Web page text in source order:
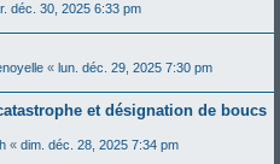
déc. 30, 2025 6:33 pm
« lun. déc. 29, 2025 7:30 pm
et désignation de boucs
« dim. déc. 28, 2025 7:34 pm